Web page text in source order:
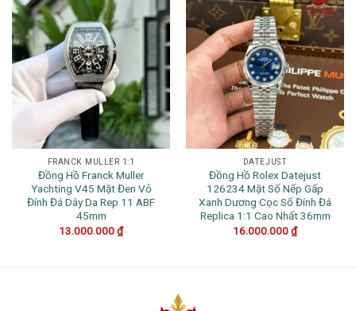
FRANCK MULLER 1:1
Đồng Hồ Franck Muller
Yachting V45 Mặt Đen Vỏ
Đính Đá Dây Da Rep 11 ABF
45mm
13.000.000₫
DATEJUST
Đồng Hồ Rolex Datejust
126234 Mặt Số Nếp Gấp
Xanh Dương Cọc Số Đính Đá
Replica 1:1 Cao Nhất 36mm
16.000.000₫